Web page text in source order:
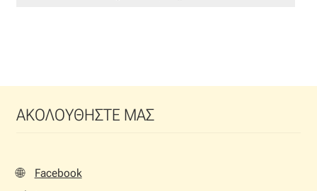
ΑΚΟΛΟΥΘΗΣΤΕ ΜΑΣ
🌐 Facebook